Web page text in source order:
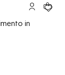
L'account
Il tuo
in